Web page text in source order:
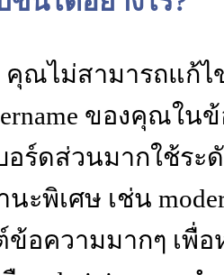
คุณไม่สามารถแก้
ของคุณใ
ร์ดส่วนมากใช้ร
ะพิเศษ เช่น
อความมากๆ เพื่